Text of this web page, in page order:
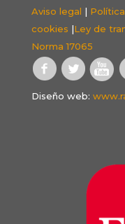
Aviso legal |
cookies |Ley de
Norma 17065
Diseño web: